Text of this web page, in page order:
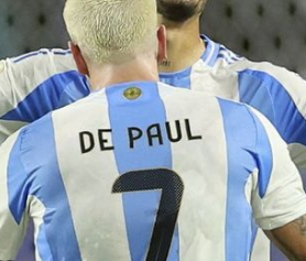
Notas
Mundial 2026
Notas
La Sole en